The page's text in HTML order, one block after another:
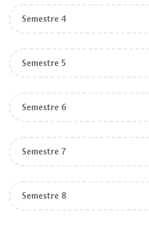
Semestre 4
Semestre 5
Semestre 6
Semestre 7
Semestre 8